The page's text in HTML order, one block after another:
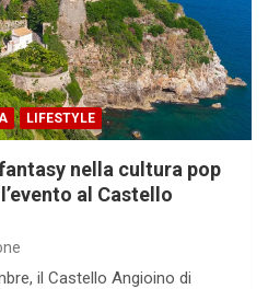
LIFESTYLE
nella cultura pop
al Castello
il Castello Angioino di